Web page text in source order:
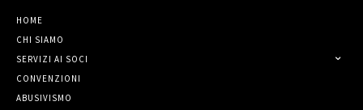
HOME
CHI SIAMO
SERVIZI AI SOCI
CONVENZIONI
ABUSIVISMO